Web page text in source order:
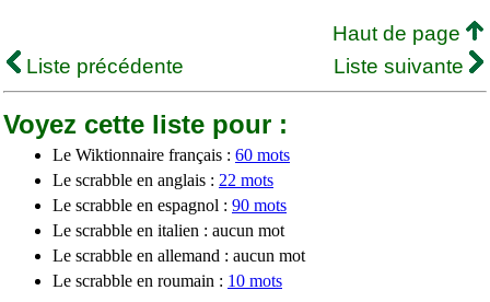
Haut de page
Liste précédente
Liste suivante
Voyez cette liste pour :
Le Wiktionnaire français : 60 mots
Le scrabble en anglais : 22 mots
Le scrabble en espagnol : 90 mots
Le scrabble en italien : aucun mot
Le scrabble en allemand : aucun mot
Le scrabble en roumain : 10 mots